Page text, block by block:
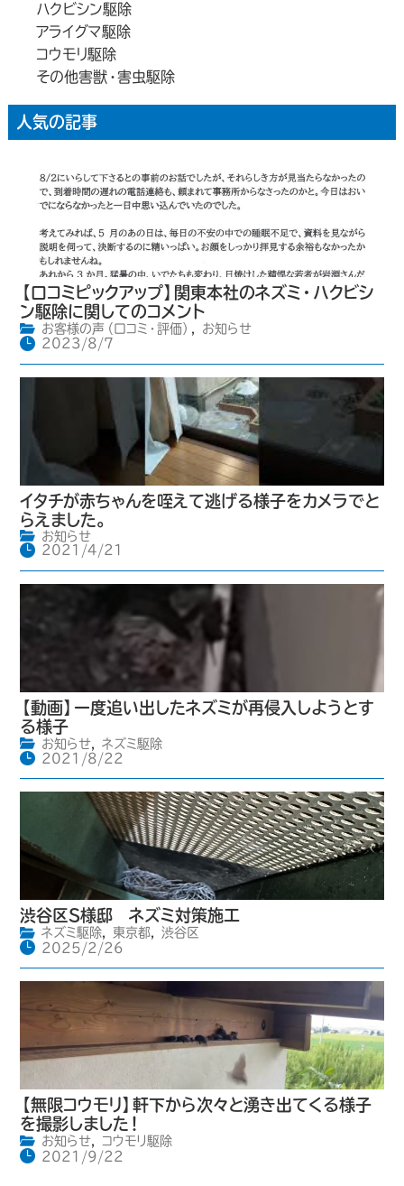
ハクビシン駆除
アライグマ駆除
コウモリ駆除
その他害獣・害虫駆除
人気の記事
【口コミピックアップ】関東本社のネズミ・ハクビシ
ン駆除に関してのコメント
お客様の声（口コミ・評価） ,
お知らせ
2023/8/7
イタチが赤ちゃんを咥えて逃げる様子をカメラでと
らえました。
お知らせ
2021/4/21
【動画】一度追い出したネズミが再侵入しようとす
る様子
お知らせ,
ネズミ駆除
2021/8/22
渋谷区S様邸 ネズミ対策施工
ネズミ駆除, 東京都,
渋谷区
2025/2/26
【無限コウモリ】軒下から次々と湧き出てくる様子
を撮影しました！
お知らせ,
コウモリ駆除
2021/9/22